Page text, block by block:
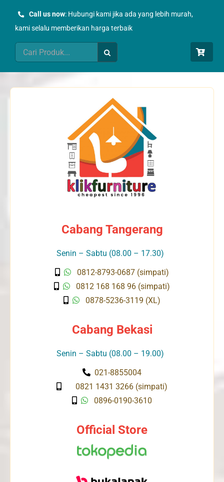
Call us now: Hubungi kami jika ada yang lebih murah,
kami selalu memberikan harga terbaik
Search
for:
Cabang Tangerang
Senin – Sabtu (08.00 – 17.30)
0812-8793-0687 (simpati)
0812 168 168 96 (simpati)
0878-5236-3119 (XL)
Cabang Bekasi
Senin – Sabtu (08.00 – 19.00)
021-8855004
0821 1431 3266 (simpati)
0896-0190-3610
Official Store